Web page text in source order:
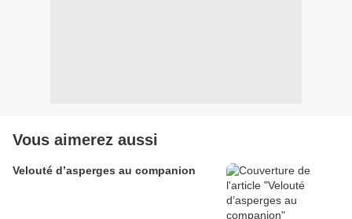
Vous aimerez aussi
Velouté d’asperges au companion